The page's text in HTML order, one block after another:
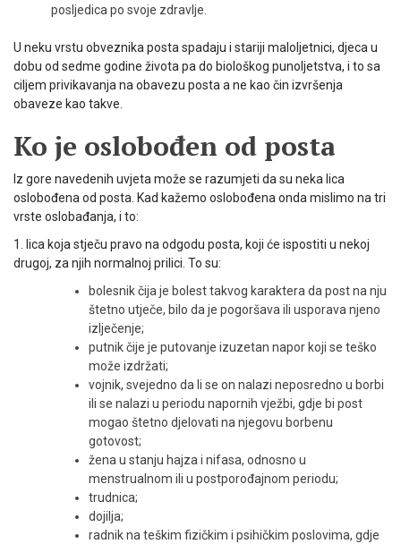
posljedica po svoje zdravlje.
U neku vrstu obveznika posta spadaju i stariji maloljetnici, djeca u
dobu od sedme godine života pa do biološkog punoljetstva, i to sa
ciljem privikavanja na obavezu posta a ne kao čin izvršenja
obaveze kao takve.
Ko je oslobođen od posta
Iz gore navedenih uvjeta može se razumjeti da su neka lica
oslobođena od posta. Kad kažemo oslobođena onda mislimo na tri
vrste oslobađanja, i to:
1. lica koja stječu pravo na odgodu posta, koji će ispostiti u nekoj
drugoj, za njih normalnoj prilici. To su:
bolesnik čija je bolest takvog karaktera da post na nju
štetno utječe, bilo da je pogoršava ili usporava njeno
izlječenje;
putnik čije je putovanje izuzetan napor koji se teško
može izdržati;
vojnik, svejedno da li se on nalazi neposredno u borbi
ili se nalazi u periodu napornih vježbi, gdje bi post
mogao štetno djelovati na njegovu borbenu
gotovost;
žena u stanju hajza i nifasa, odnosno u
menstrualnom ili u postporođajnom periodu;
trudnica;
dojilja;
radnik na teškim fizičkim i psihičkim poslovima, gdje